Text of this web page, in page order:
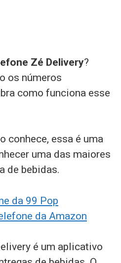
Zé Delivery?
os números
como funciona esse
conhece, essa é uma
uma das maiores
de bebidas.
da 99 Pop
da Amazon
é um aplicativo